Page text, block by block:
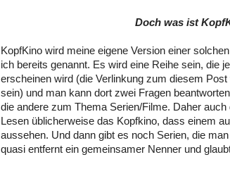
Doch was ist
KopfKino wird meine eigene Version einer
ich bereits genannt. Es wird eine Reihe sein, die
erscheinen wird (die Verlinkung zum diesem
sein) und man kann dort zwei Fragen
die andere zum Thema Serien/Filme. Daher
Lesen üblicherweise das Kopfkino, dass einem
aussehen. Und dann gibt es noch Serien, die
quasi entfernt ein gemeinsamer Nenner und